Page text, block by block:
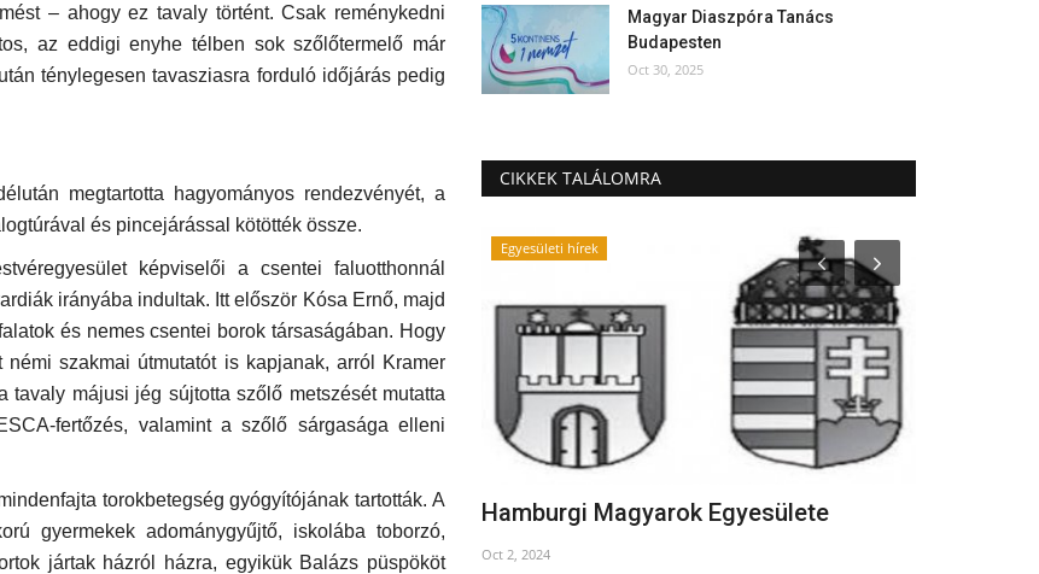
– ahogy ez tavaly történt. Csak reménykedni
az eddigi enyhe télben sok szőlőtermelő már
ténylegesen tavasziasra forduló időjárás pedig
megtartotta hagyományos rendezvényét, a
és pincejárással kötötték össze.
képviselői a csentei faluotthonnál
irányába indultak. Itt először Kósa Ernő, majd
és nemes csentei borok társaságában. Hogy
szakmai útmutatót is kapjanak, arról Kramer
tavaly májusi jég sújtotta szőlő metszését mutatta
fertőzés, valamint a szőlő sárgasága elleni
torokbetegség gyógyítójának tartották. A
gyermekek adománygyűjtő, iskolába toborzó,
jártak házról házra, egyikük Balázs püspököt
Magyar Diaszpóra Tanács
Budapesten
Oct 30, 2025
CIKKEK TALÁLOMRA
Könyvbemutató
Sep 4, 2025
Egyesületi hírek
Hamburgi Magyarok Egyesülete
Oct 2, 2024